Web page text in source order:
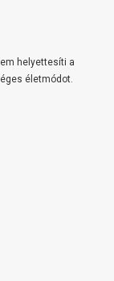
helyettesíti a
életmódot.